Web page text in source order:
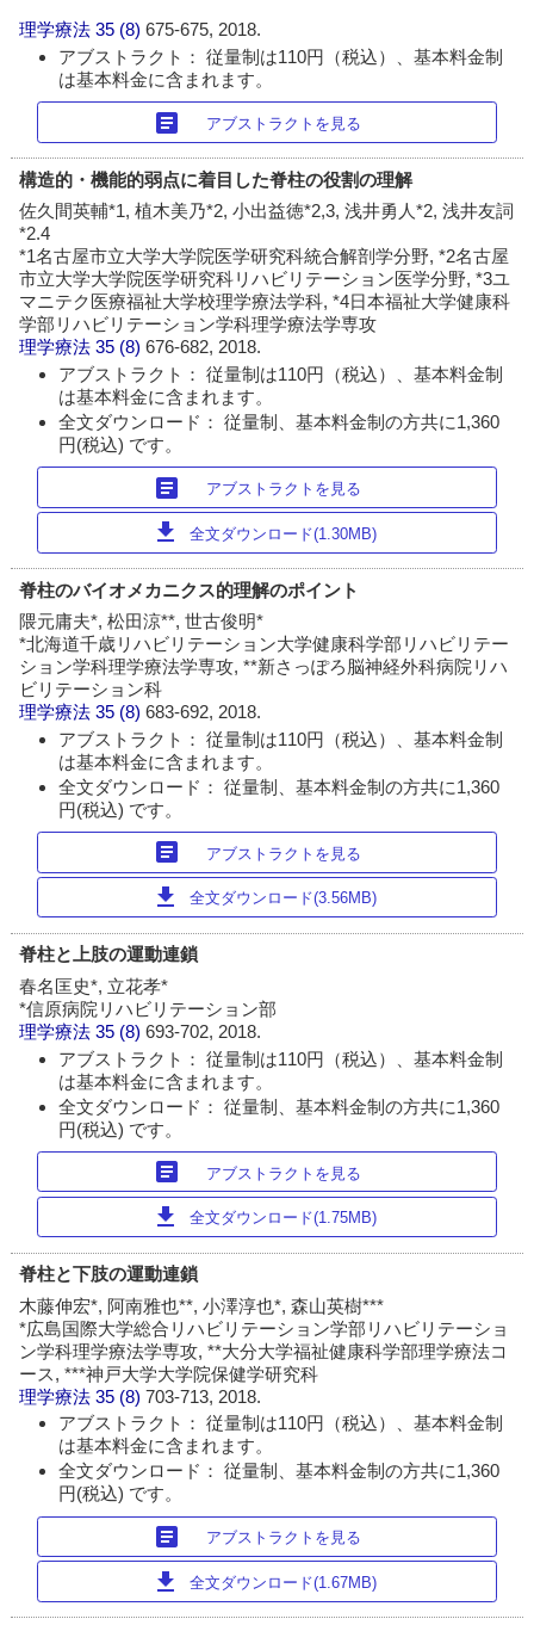
理学療法 35 (8)675-675, 2018.
アブストラクト： 従量制は110円（税込）、基本料金制
は基本料金に含まれます。
article アブストラクトを見る
構造的・機能的弱点に着目した脊柱の役割の理解
佐久間英輔*1, 植木美乃*2, 小出益徳*2,3, 浅井勇人*2, 浅井友詞
*2.4
*1名古屋市立大学大学院医学研究科統合解剖学分野, *2名古屋
市立大学大学院医学研究科リハビリテーション医学分野, *3ユ
マニテク医療福祉大学校理学療法学科, *4日本福祉大学健康科
学部リハビリテーション学科理学療法学専攻
理学療法 35 (8)676-682, 2018.
アブストラクト： 従量制は110円（税込）、基本料金制
は基本料金に含まれます。
全文ダウンロード： 従量制、基本料金制の方共に1,360
円(税込) です。
article アブストラクトを見る
download 全文ダウンロード(1.30MB)
脊柱のバイオメカニクス的理解のポイント
隈元庸夫*, 松田涼**, 世古俊明*
*北海道千歳リハビリテーション大学健康科学部リハビリテー
ション学科理学療法学専攻, **新さっぽろ脳神経外科病院リハ
ビリテーション科
理学療法 35 (8)683-692, 2018.
アブストラクト： 従量制は110円（税込）、基本料金制
は基本料金に含まれます。
全文ダウンロード： 従量制、基本料金制の方共に1,360
円(税込) です。
article アブストラクトを見る
download 全文ダウンロード(3.56MB)
脊柱と上肢の運動連鎖
春名匡史*, 立花孝*
*信原病院リハビリテーション部
理学療法 35 (8)693-702, 2018.
アブストラクト： 従量制は110円（税込）、基本料金制
は基本料金に含まれます。
全文ダウンロード： 従量制、基本料金制の方共に1,360
円(税込) です。
article アブストラクトを見る
download 全文ダウンロード(1.75MB)
脊柱と下肢の運動連鎖
木藤伸宏*, 阿南雅也**, 小澤淳也*, 森山英樹***
*広島国際大学総合リハビリテーション学部リハビリテーショ
ン学科理学療法学専攻, **大分大学福祉健康科学部理学療法コ
ース, ***神戸大学大学院保健学研究科
理学療法 35 (8)703-713, 2018.
アブストラクト： 従量制は110円（税込）、基本料金制
は基本料金に含まれます。
全文ダウンロード： 従量制、基本料金制の方共に1,360
円(税込) です。
article アブストラクトを見る
download 全文ダウンロード(1.67MB)